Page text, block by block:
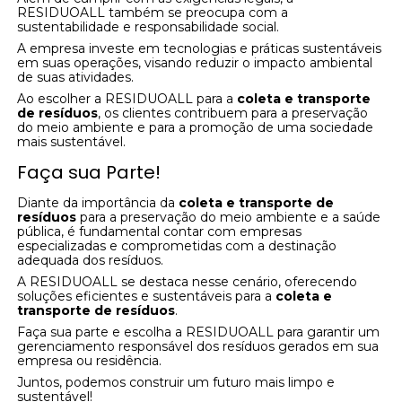
RESIDUOALL também se preocupa com a
sustentabilidade e responsabilidade social.
A empresa investe em tecnologias e práticas sustentáveis
em suas operações, visando reduzir o impacto ambiental
de suas atividades.
Ao escolher a RESIDUOALL para a coleta e transporte
de resíduos, os clientes contribuem para a preservação
do meio ambiente e para a promoção de uma sociedade
mais sustentável.
Faça sua Parte!
Diante da importância da coleta e transporte de
resíduos para a preservação do meio ambiente e a saúde
pública, é fundamental contar com empresas
especializadas e comprometidas com a destinação
adequada dos resíduos.
A RESIDUOALL se destaca nesse cenário, oferecendo
soluções eficientes e sustentáveis para a coleta e
transporte de resíduos.
Faça sua parte e escolha a RESIDUOALL para garantir um
gerenciamento responsável dos resíduos gerados em sua
empresa ou residência.
Juntos, podemos construir um futuro mais limpo e
sustentável!